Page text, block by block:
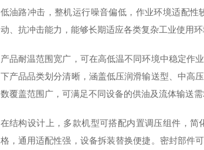
低油路冲击，整机运行噪音偏低，作业环境适配
动、抗冲击能力，能够长期适应各类复杂工业使用环
产品耐温范围宽广，可在高低温不同环境中稳定作
下产品品类划分清晰，涵盖低压润滑输送型、中高
数覆盖范围广，可满足不同设备的供油及流体输送需
在结构设计上，多款机型可搭配内置调压组件，
格，通用适配性强，设备拆装替换便捷。密封部件